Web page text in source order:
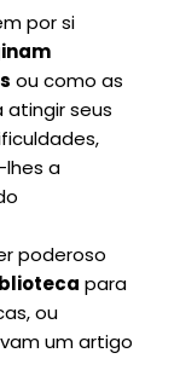
por si
ou como as
seus
a
poderoso
para
ou
um artigo